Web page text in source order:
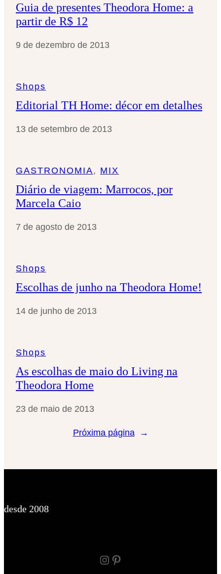
Guia de presentes Theodora Home: a
partir de R$ 12
9 de dezembro de 2013
Shops
Editorial TH Home: décor em detalhes
13 de setembro de 2013
GASTRONOMIA, MIX
Diário de viagem: Marrocos, por
Marcela Caio
7 de agosto de 2013
Shops
Escolhas de junho na Theodora Home!
14 de junho de 2013
Shops
As escolhas de maio do Living na
Theodora Home
23 de maio de 2013
Próxima página →
desde 2008
Instagram Pinterest